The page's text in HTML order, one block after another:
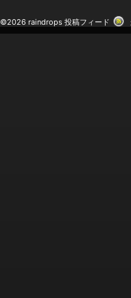
©2026 raindrops 投稿フィード